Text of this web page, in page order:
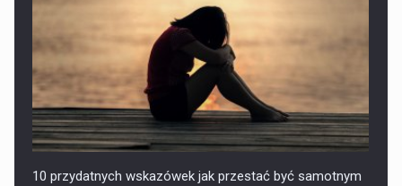
10 przydatnych wskazówek jak przestać być samotnym